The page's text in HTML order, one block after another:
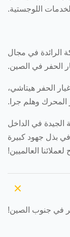
اللوجستية.
الشركة الرائدة في مجال
الحفر في الصين.
الحفر هيتاشي،
المحرك وهلم جرا.
الجيدة في الداخل
بذل جهود كبيرة
العالميين!
في جنوب الصين!